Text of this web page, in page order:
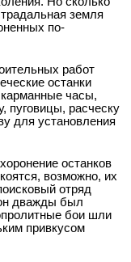
земля
по-
работ
останки
часы,
пуговицы, расческу
для установления
останков
возможно, их
отряд
дважды был
бои шли
привкусом